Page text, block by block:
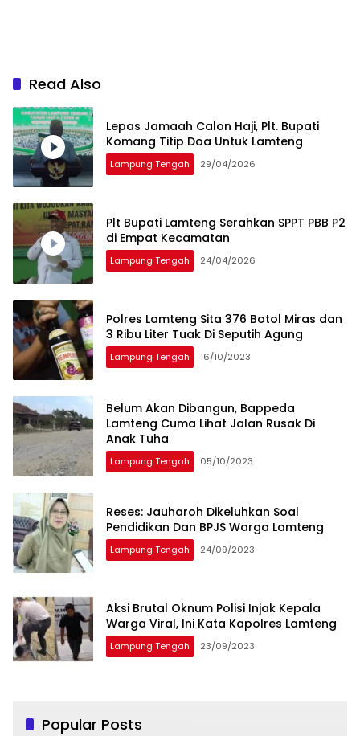
Read Also
Lepas Jamaah Calon Haji, Plt. Bupati
Komang Titip Doa Untuk Lamteng
Lampung Tengah 29/04/2026
Plt Bupati Lamteng Serahkan SPPT PBB P2
di Empat Kecamatan
Lampung Tengah 24/04/2026
Polres Lamteng Sita 376 Botol Miras dan
3 Ribu Liter Tuak Di Seputih Agung
Lampung Tengah 16/10/2023
Belum Akan Dibangun, Bappeda
Lamteng Cuma Lihat Jalan Rusak Di
Anak Tuha
Lampung Tengah 05/10/2023
Reses: Jauharoh Dikeluhkan Soal
Pendidikan Dan BPJS Warga Lamteng
Lampung Tengah 24/09/2023
Aksi Brutal Oknum Polisi Injak Kepala
Warga Viral, Ini Kata Kapolres Lamteng
Lampung Tengah 23/09/2023
Popular Posts